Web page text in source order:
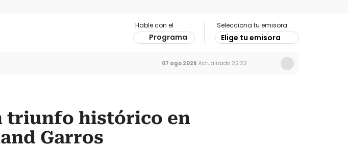
Hable con el
Programa
Selecciona tu emisora
Elige tu emisora
07 ago 2026 Actualizado 22:22
triunfo histórico en
Garros